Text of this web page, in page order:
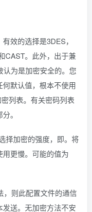
效的选择是3DES，
CAST。此外，出于兼
为是加密安全的。您
默认值，根本不使用
列表。有关密码列表
。
择加密的强度，即。将
更慢。可能的值为
，则此配置文件的通信
送。无加密方法不安